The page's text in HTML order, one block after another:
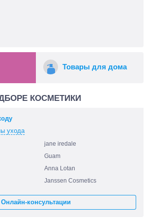
Товары для дома
КОСМЕТИКИ
ухода
jane iredale
Guam
Anna Lotan
Janssen Cosmetics
Онлайн-консультации